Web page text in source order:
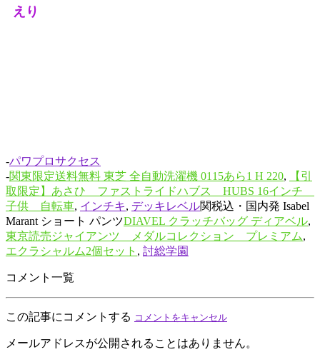
えり
-パワプロサクセス
-関東限定送料無料 東芝 全自動洗濯機 0115あら1 H 220,
【引
取限定】あさひ ファストライドハブス HUBS 16インチ
子供 自転車, インチキ, デッキレベル関税込・国内発 Isabel
Marant ショート パンツDIAVEL クラッチバッグ ディアベル,
東京読売ジャイアンツ メダルコレクション プレミアム,
エクラシャルム2個セット , 討総学園
コメント一覧
この記事にコメントする コメントをキャンセル
メールアドレスが公開されることはありません。